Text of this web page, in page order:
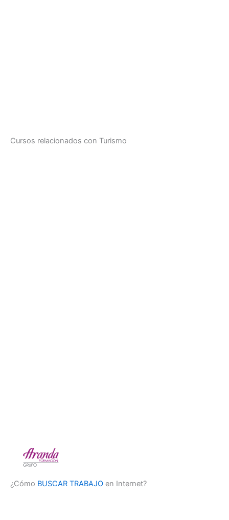
Cursos relacionados con Turismo
¿Cómo BUSCAR TRABAJO en Internet?